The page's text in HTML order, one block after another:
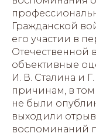
Гражданской
его участии в
Отечественной
объективные
И. В. Сталина и
причинам, в
не были
выходили
воспоминаний